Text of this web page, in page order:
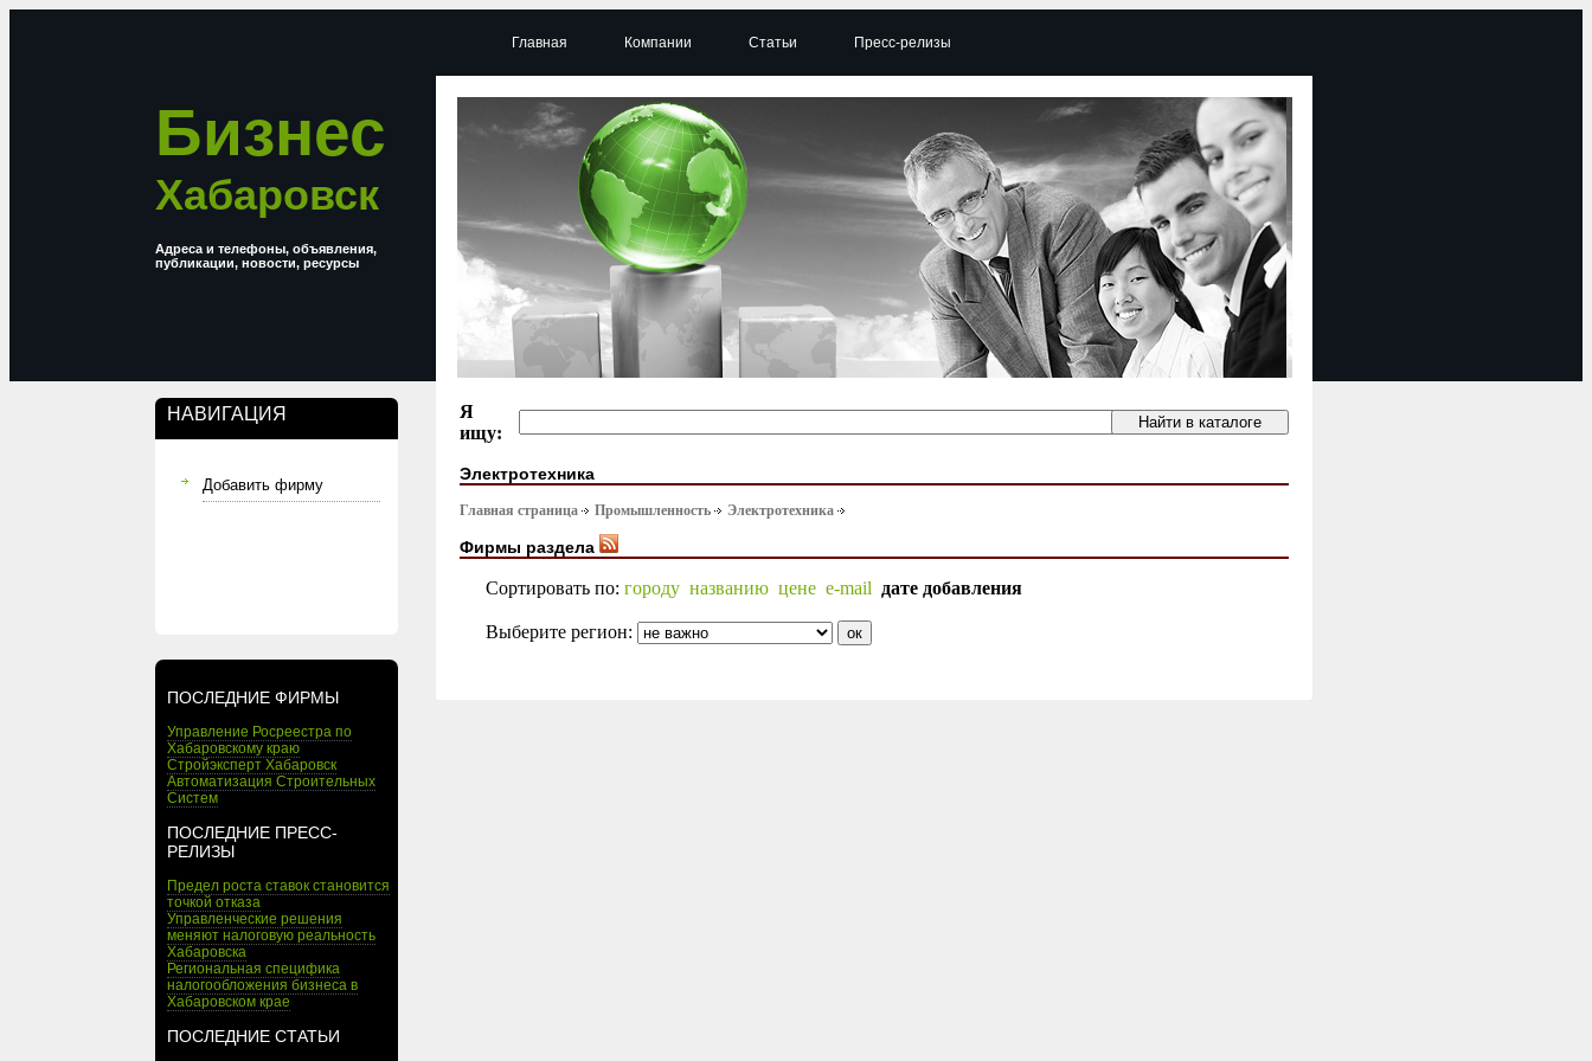
Бизнес
Хабаровск
Адреса и телефоны, объявления,
публикации, новости, ресурсы
НАВИГАЦИЯ
Добавить фирму
ПОСЛЕДНИЕ ФИРМЫ
Управление Росреестра по
Хабаровскому краю
Стройэксперт Хабаровск
Автоматизация Строительных
Систем
ПОСЛЕДНИЕ ПРЕСС-
РЕЛИЗЫ
Предел роста ставок становится
точкой отказа
Управленческие решения
меняют налоговую реальность
Хабаровска
Региональная специфика
налогообложения бизнеса в
Хабаровском крае
ПОСЛЕДНИЕ СТАТЬИ
Главная Компании Статьи Пресс-релизы
Я
ищу:
Электротехника
Главная страница Промышленность Электротехника
Фирмы раздела
Сортировать по: городу названию цене e-mail дате добавления
Выберите регион: